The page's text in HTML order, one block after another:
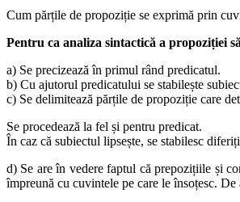
Cum părțile de propoziție se exprimă prin
Pentru ca analiza sintactică a propoziției
a) Se precizează în primul rând predicatul.
b) Cu ajutorul predicatului se stabilește
c) Se delimitează părțile de propoziție care
Se procedează la fel și pentru predicat.
În caz că subiectul lipsește, se stabilesc
d) Se are în vedere faptul că prepozițiile și
împreună cu cuvintele pe care le însoțesc.